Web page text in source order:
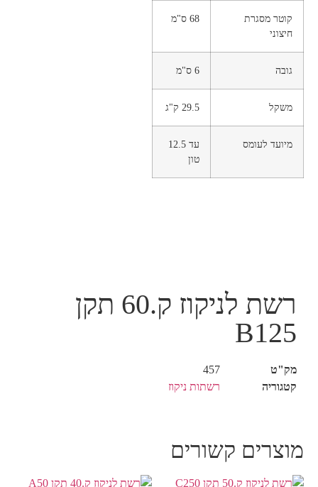
קוטר מסגרת
חיצוני
68 ס"מ
גובה 6 ס"מ
משקל 29.5 ק"ג
מיועד לעומס
עד 12.5
טון
מוצרים קשורים
רשת לניקוז ק.60 תקן
B125
מק"ט
457
קטגוריה
רשתות ניקוז